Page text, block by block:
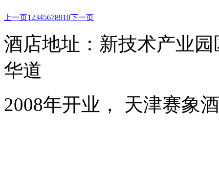
上一页1 2345678910下一页
酒店地址：新技术产业
华道
2008年开业， 天津赛